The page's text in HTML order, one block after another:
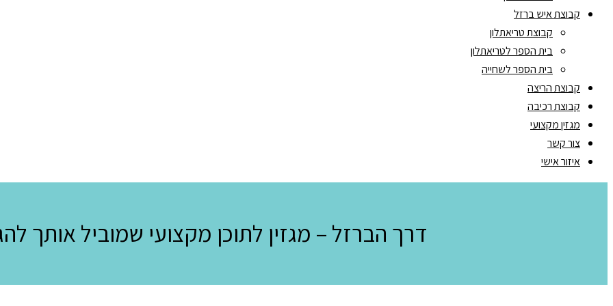
קבוצת איש ברזל
קבוצת טריאתלון
בית הספר לטריאתלון
בית הספר לשחייה
קבוצת הריצה
קבוצת רכיבה
מגזין מקצועי
צור קשר
איזור אישי
דרך הברזל – מגזין לתוכן מקצועי שמוביל אותך